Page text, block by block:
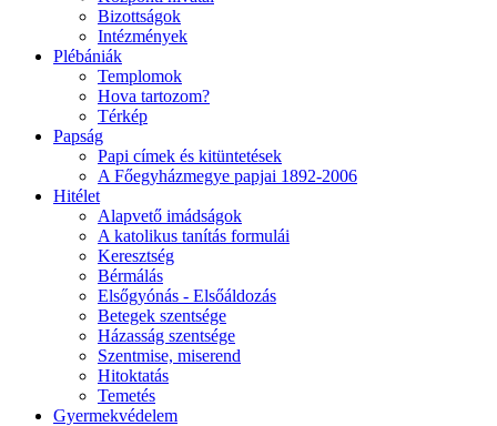
Bizottságok
Intézmények
Plébániák
Templomok
Hova tartozom?
Térkép
Papság
Papi címek és kitüntetések
A Főegyházmegye papjai 1892-2006
Hitélet
Alapvető imádságok
A katolikus tanítás formulái
Keresztség
Bérmálás
Elsőgyónás - Elsőáldozás
Betegek szentsége
Házasság szentsége
Szentmise, miserend
Hitoktatás
Temetés
Gyermekvédelem